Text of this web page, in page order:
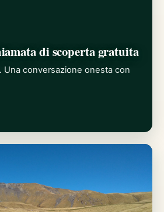
di scoperta gratuita
Una conversazione onesta con